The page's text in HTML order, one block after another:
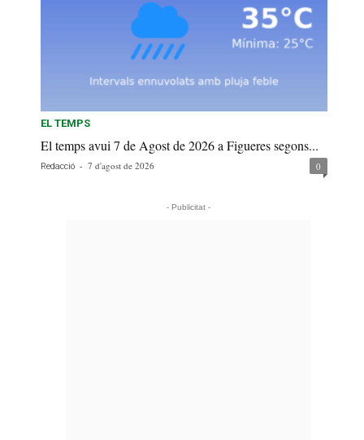
EL TEMPS
El temps avui 7 de Agost de 2026 a Figueres segons...
Redacció - 7 d'agost de 2026 0
- Publicitat -